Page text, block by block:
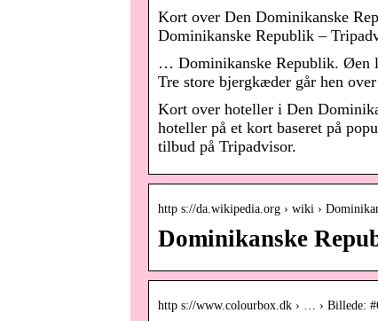
Kort over Den Dominikanske
Dominikanske Republik –
… Dominikanske Republik. Øen
Tre store bjergkæder går hen
Kort over hoteller i Den
hoteller på et kort baseret på
tilbud på Tripadvisor.
http s://da.wikipedia.org › wiki ›
Dominikanske
http s://www.colourbox.dk › … › Billede: